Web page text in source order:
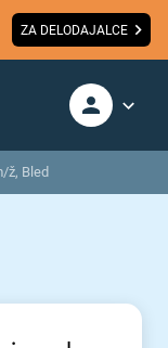
ZA DELODAJALCE
ž, Bled